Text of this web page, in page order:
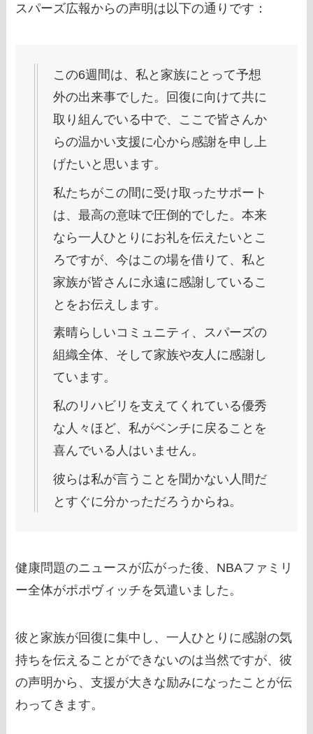
スパーズ広報からの声明は以下の通りです：
この6週間は、私と家族にとって予想
外の出来事でした。回復に向けて共に
取り組んでいる中で、ここで皆さんか
らの温かい支援に心から感謝を申し上
げたいと思います。
私たちがこの間に受け取ったサポート
は、最高の意味で圧倒的でした。本来
なら一人ひとりにお礼を伝えたいとこ
ろですが、今はこの場を借りて、私と
家族が皆さんに永遠に感謝しているこ
とをお伝えします。
素晴らしいコミュニティ、スパーズの
組織全体、そして家族や友人に感謝し
ています。
私のリハビリを支えてくれている優秀
な人々ほど、私がベンチに戻ることを
喜んでいる人はいません。
彼らは私が言うことを聞かない人間だ
とすぐに分かっただろうからね。
健康問題のニュースが広がった後、NBAファミリ
ー全体がポポヴィッチを気遣いました。
彼と家族が回復に集中し、一人ひとりに感謝の気
持ちを伝えることができないのは当然ですが、彼
の声明から、支援が大きな励みになったことが伝
わってきます。